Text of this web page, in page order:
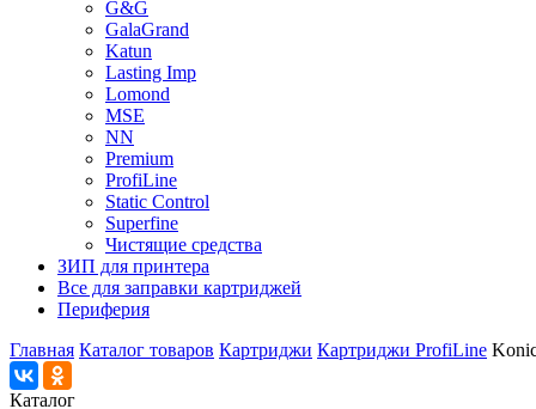
G&G
GalaGrand
Katun
Lasting Imp
Lomond
MSE
NN
Premium
ProfiLine
Static Control
Superfine
Чистящие средства
ЗИП для принтера
Все для заправки картриджей
Периферия
Главная Каталог товаров Картриджи Картриджи ProfiLine
Каталог